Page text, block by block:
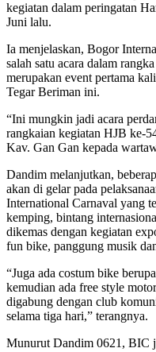
kegiatan dalam peringatan
Juni lalu.
Ia menjelaskan, Bogor
salah satu acara dalam
merupakan event pertama
Tegar Beriman ini.
“Ini mungkin jadi acara
rangkaian kegiatan HJB ke-
Kav. Gan Gan kepada
Dandim melanjutkan,
akan di gelar pada
International Carnaval yang
kemping, bintang
dikemas dengan kegiatan
fun bike, panggung musik
“Juga ada costum bike
kemudian ada free style
digabung dengan club
selama tiga hari,” terangnya.
Munurut Dandim 0621, BIC